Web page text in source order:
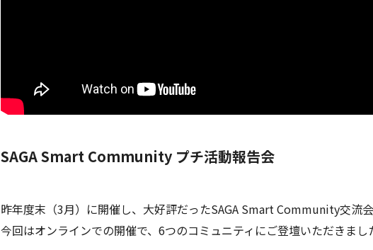
SAGA Smart Community プチ活動報告会
昨年度末（3月）に開催し、大好評だったSAGA Smart Community交流
今回はオンラインでの開催で、6つのコミュニティにご登壇いただきまし